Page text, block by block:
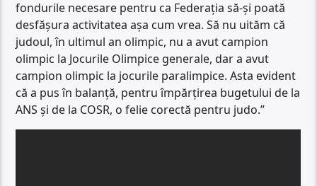
fondurile necesare pentru ca Federația să-și poată
desfășura activitatea așa cum vrea. Să nu uităm că
judoul, în ultimul an olimpic, nu a avut campion
olimpic la Jocurile Olimpice generale, dar a avut
campion olimpic la jocurile paralimpice. Asta evident
că a pus în balanță, pentru împărțirea bugetului de la
ANS și de la COSR, o felie corectă pentru judo.”